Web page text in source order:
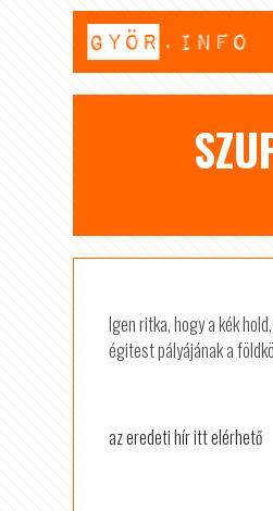
Igen ritka, hogy a kék
égitest pályájának a
az eredeti hír itt elérhető